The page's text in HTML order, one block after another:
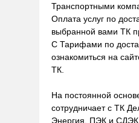
Транспортными
Оплата услуг по
выбранной вами ТК
С Тарифами по
ознакомиться на
ТК.
На постоянной
сотрудничает с ТК
Энергия, ПЭК и